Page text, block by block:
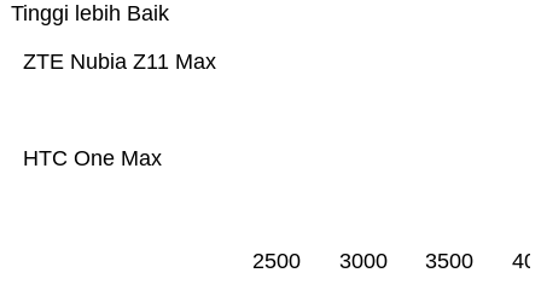
Tinggi lebih Baik
HTC One Max
ZTE Nubia Z11 Max
2500 3000 3500